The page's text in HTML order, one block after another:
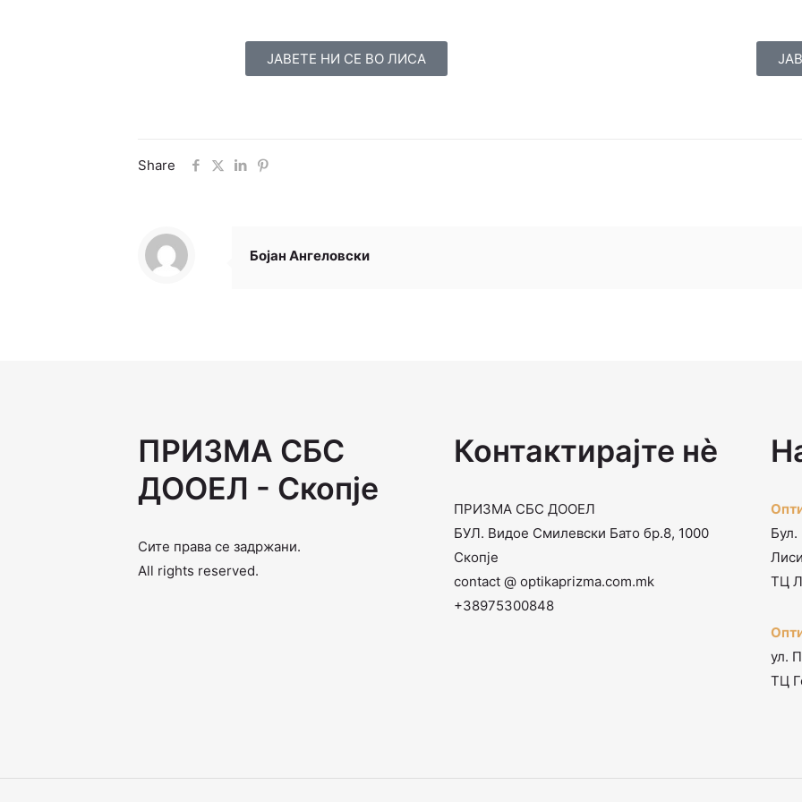
ЈАВЕТЕ НИ СЕ ВО ЛИСА
Share
Бојан Ангеловски
ПРИЗМА СБС
ДООЕЛ - Скопје
Сите права се задржани.
All rights reserved.
Контактирајте нѐ
ПРИЗМА СБС ДООЕЛ
БУЛ. Видое Смилевски Бато бр.8, 1000
Скопје
contact @ optikaprizma.com.mk
+38975300848
ТЦ
ул.
ТЦ